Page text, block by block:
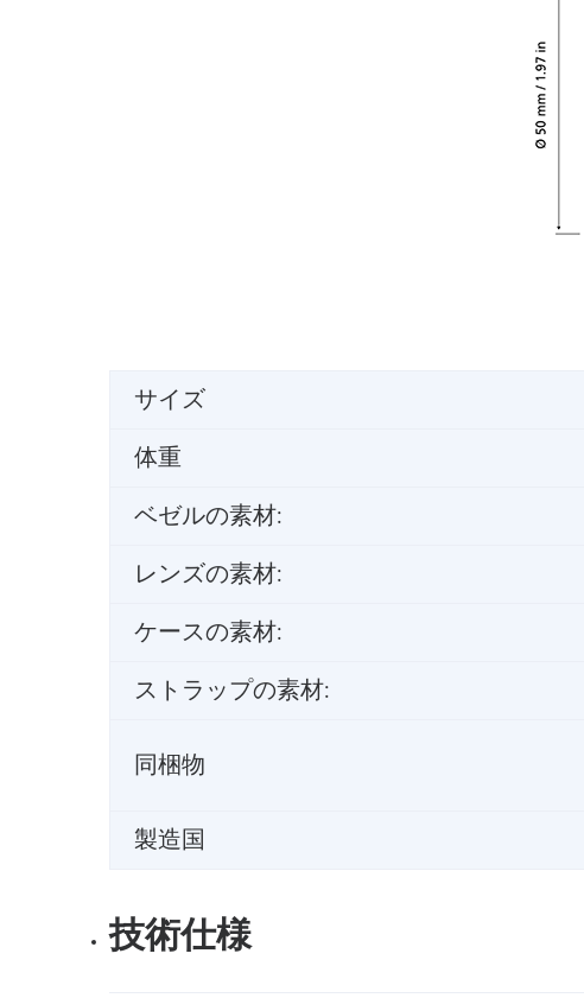
サイズ
体重
ベゼルの素材:
レンズの素材:
ケースの素材:
ストラップの素材:
同梱物
製造国
技術仕様